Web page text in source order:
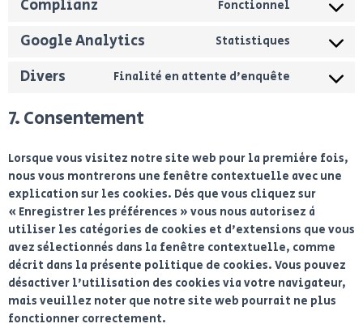
Complianz Fonctionnel
Google Analytics Statistiques
Divers Finalité en attente d’enquête
7. Consentement
Lorsque vous visitez notre site web pour la première fois,
nous vous montrerons une fenêtre contextuelle avec une
explication sur les cookies. Dès que vous cliquez sur
« Enregistrer les préférences » vous nous autorisez à
utiliser les catégories de cookies et d’extensions que vous
avez sélectionnés dans la fenêtre contextuelle, comme
décrit dans la présente politique de cookies. Vous pouvez
désactiver l’utilisation des cookies via votre navigateur,
mais veuillez noter que notre site web pourrait ne plus
fonctionner correctement.